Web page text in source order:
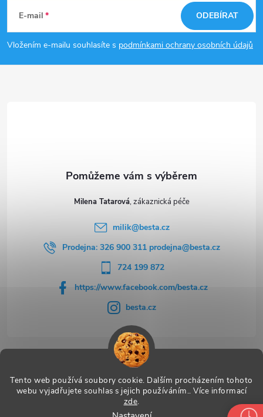
Tento web používá soubory cookie. Dalším procházením tohoto
webu vyjadřujete souhlas s jejich používáním.. Více informací
zde.
p
E-mail
Vložením e-mailu souhlasíte s podmínkami ochrany osobních údajů
ODEBÍRAT
Milena Tatarová
milik@besta.cz
Prodejna: 326 900 311 prodejna@besta.cz
724 199 872
https://www.facebook.com/besta.cz
besta.cz
Užitečné odkazy